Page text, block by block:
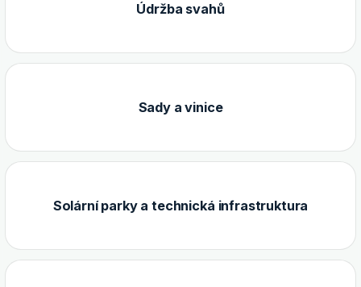
Údržba svahů
Sady a vinice
Solární parky a technická infrastruktura